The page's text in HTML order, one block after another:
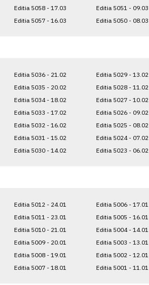
Editia 5058 - 17.03
Editia 5057 - 16.03
Editia 5051 - 09.03
Editia 5050 - 08.03
Editia 5036 - 21.02
Editia 5035 - 20.02
Editia 5034 - 18.02
Editia 5033 - 17.02
Editia 5032 - 16.02
Editia 5031 - 15.02
Editia 5030 - 14.02
Editia 5029 - 13.02
Editia 5028 - 11.02
Editia 5027 - 10.02
Editia 5026 - 09.02
Editia 5025 - 08.02
Editia 5024 - 07.02
Editia 5023 - 06.02
Editia 5012 - 24.01
Editia 5011 - 23.01
Editia 5010 - 21.01
Editia 5009 - 20.01
Editia 5008 - 19.01
Editia 5007 - 18.01
Editia 5006 - 17.01
Editia 5005 - 16.01
Editia 5004 - 14.01
Editia 5003 - 13.01
Editia 5002 - 12.01
Editia 5001 - 11.01